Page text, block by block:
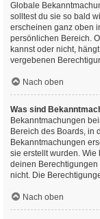
Globale
solltest du sie so bald
erscheinen ganz oben
persönlichen Bereich.
kannst oder nicht,
vergebenen
Nach oben
Was sind
Bekanntmachungen
Bereich des Boards, in
Bekanntmachungen
sie erstellt wurden.
deinen
nicht. Die
Nach oben